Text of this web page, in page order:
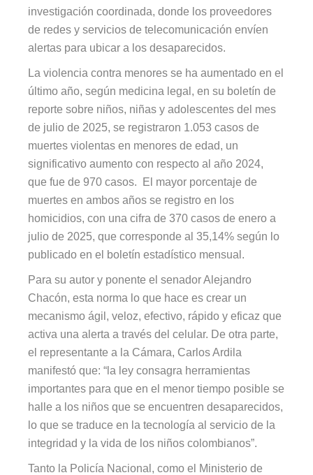
investigación coordinada, donde los proveedores
de redes y servicios de telecomunicación envíen
alertas para ubicar a los desaparecidos.
La violencia contra menores se ha aumentado en el
último año, según medicina legal, en su boletín de
reporte sobre niños, niñas y adolescentes del mes
de julio de 2025, se registraron 1.053 casos de
muertes violentas en menores de edad, un
significativo aumento con respecto al año 2024,
que fue de 970 casos. El mayor porcentaje de
muertes en ambos años se registro en los
homicidios, con una cifra de 370 casos de enero a
julio de 2025, que corresponde al 35,14% según lo
publicado en el boletín estadístico mensual.
Para su autor y ponente el senador Alejandro
Chacón, esta norma lo que hace es crear un
mecanismo ágil, veloz, efectivo, rápido y eficaz que
activa una alerta a través del celular. De otra parte,
el representante a la Cámara, Carlos Ardila
manifestó que: “la ley consagra herramientas
importantes para que en el menor tiempo posible se
halle a los niños que se encuentren desaparecidos,
lo que se traduce en la tecnología al servicio de la
integridad y la vida de los niños colombianos”.
Tanto la Policía Nacional, como el Ministerio de